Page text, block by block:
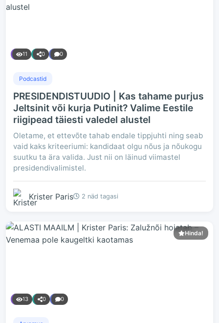
11 0 0
Podcastid
PRESIDENDISTUUDIO | Kas tahame purjus
Jeltsinit või kurja Putinit? Valime Eestile
riigipead täiesti valedel alustel
Oletame, et ettevõte tahab endale tippjuhti ning seab
vaid kaks kriteeriumi: kandidaat olgu nõus ja nõukogu
suutku ta ära valida. Just nii on läinud viimastel
presidendivalimistel.
Krister Paris 2 näd tagasi
Hinda!
13 0 0